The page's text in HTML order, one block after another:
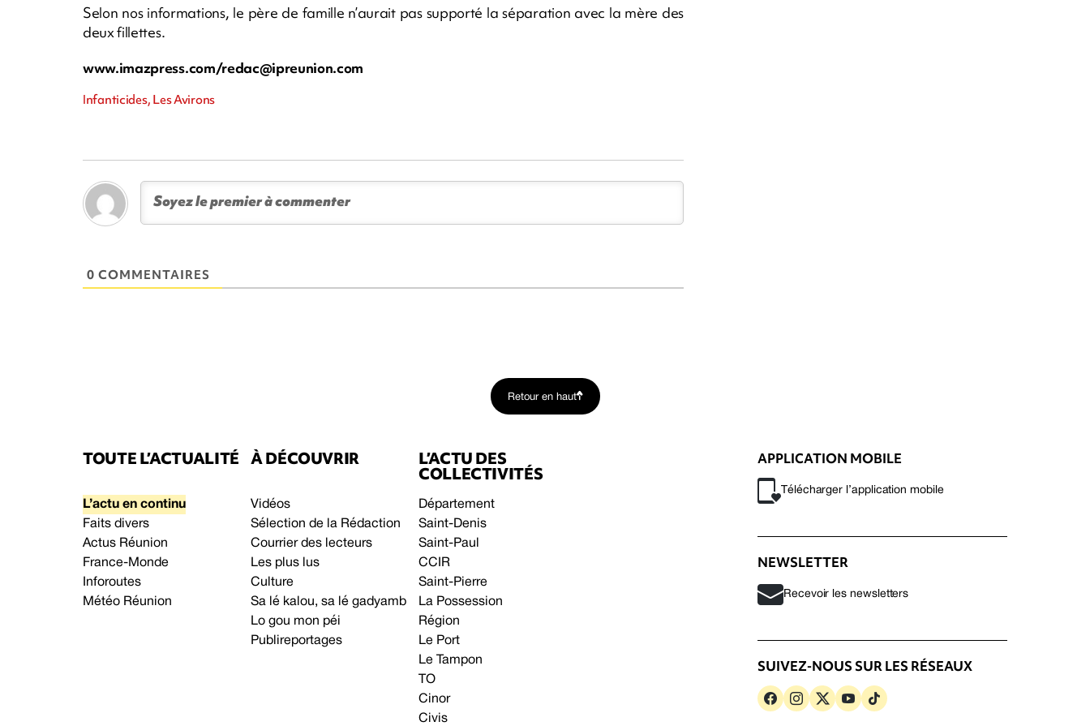
Selon nos informations, le père de famille n’aurait pas supporté la séparation avec la mère des
deux fillettes.
www.imazpress.com/redac@ipreunion.com
Infanticides, Les Avirons
0 COMMENTAIRES
Retour en haut
TOUTE L’ACTUALITÉ
L’actu en continu
Faits divers
Actus Réunion
France-Monde
Inforoutes
Météo Réunion
À DÉCOUVRIR
Vidéos
Sélection de la Rédaction
Courrier des lecteurs
Les plus lus
Culture
Sa lé kalou, sa lé gadyamb
Lo gou mon péi
Publireportages
L’ACTU DES
COLLECTIVITÉS
Département
Saint-Denis
Saint-Paul
CCIR
Saint-Pierre
La Possession
Région
Le Port
Le Tampon
TO
Cinor
Civis
APPLICATION MOBILE
Télécharger l’application mobile
NEWSLETTER
Recevoir les newsletters
SUIVEZ-NOUS SUR LES RÉSEAUX